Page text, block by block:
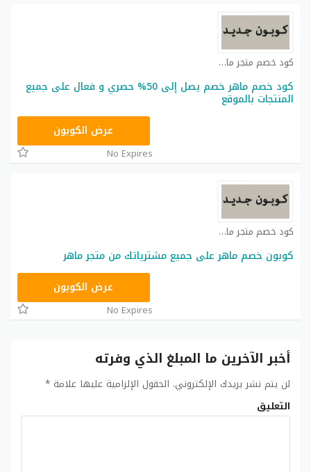
كود خصم متجر ماهر كوبون
كود خصم ماهر خصم يصل إلى 50% حصري و فعال على جميع
المنتجات بالموقع
عرض الكوبون
No Expires
كود خصم متجر ماهر كوبون
كوبون خصم ماهر على جميع مشترياتك من متجر ماهر
عرض الكوبون
No Expires
أخبر الآخرين ما المبلغ الذي وفرته
لن يتم نشر بريدك الإلكتروني. الحقول الإلزامية عليها علامة *
التعليق